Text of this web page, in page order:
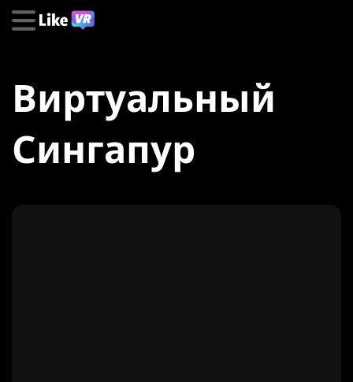
Виртуальный
Сингапур